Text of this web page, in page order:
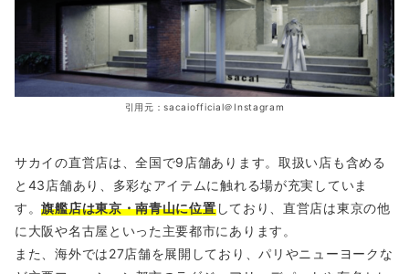
引用元：sacaiofficial＠Instagram
サカイの直営店は、全国で9店舗あります。取扱い店も含める
と43店舗あり、多彩なアイテムに触れる場が充実していま
す。旗艦店は東京・南青山に位置しており、直営店は東京の他
に大阪や名古屋といった主要都市にあります。
また、海外では27店舗を展開しており、パリやニューヨークな